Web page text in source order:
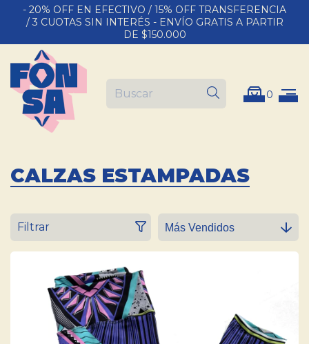
- 20% OFF EN EFECTIVO / 15% OFF TRANSFERENCIA
/ 3 CUOTAS SIN INTERÉS - ENVÍO GRATIS A PARTIR
DE $150.000
0
CALZAS ESTAMPADAS
Filtrar